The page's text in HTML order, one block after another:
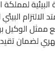
البيئية
الالتزام
ممثل الوكيل
لضمان